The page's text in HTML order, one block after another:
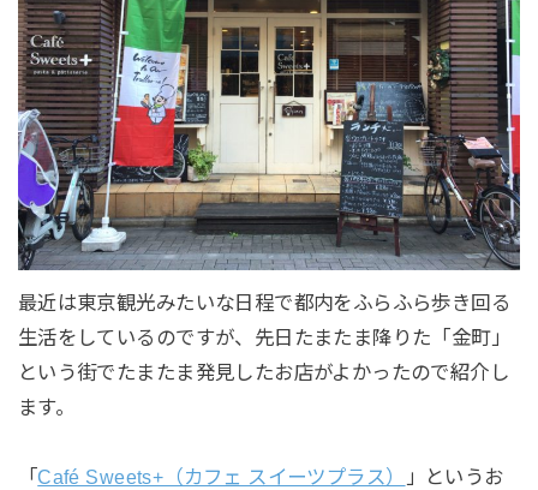
最近は東京観光みたいな日程で都内をふらふら歩き回る
生活をしているのですが、先日たまたま降りた「金町」
という街でたまたま発見したお店がよかったので紹介し
ます。
「Café Sweets+（カフェ スイーツプラス）
」というお